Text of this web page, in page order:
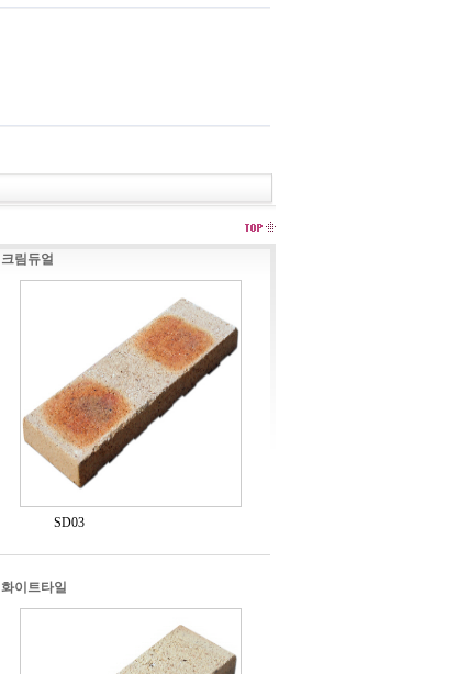
크림듀얼
SD03
화이트타일